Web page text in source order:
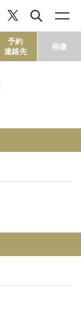
予約
連絡先
画像